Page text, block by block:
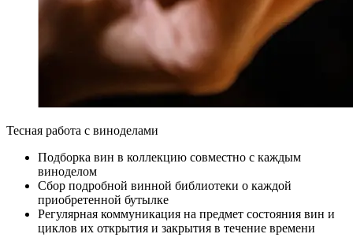
Тесная работа с виноделами
Подборка вин в коллекцию совместно с каждым
виноделом
Сбор подробной винной библиотеки о каждой
приобретенной бутылке
Регулярная коммуникация на предмет состояния вин и
циклов их открытия и закрытия в течение времени